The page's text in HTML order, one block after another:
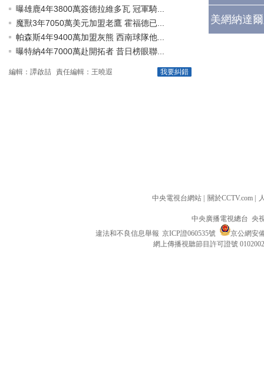
曝雄鹿4年3800萬簽德拉維多瓦 冠軍騎...
魔獸3年7050萬美元加盟老鷹 霍福德已...
帕森斯4年9400萬加盟灰熊 西南球隊他...
曝特納4年7000萬赴開拓者 昔日榜眼聯...
我要糾錯
編輯：譚啟喆 責任編輯：王曉遐
美網納達
中央電視台網站 關於CCTV.com
中央廣播電視總台 央
違法和不良信息舉報 京ICP證060535號
京公網安
網上傳播視聽節目許可證號